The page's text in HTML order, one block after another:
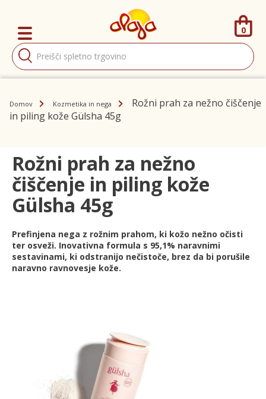
Products
search
0
Domov Kozmetika in nega
Rožni prah za nežno čiščenje
in piling kože Gülsha 45g
Rožni prah za nežno
čiščenje in piling kože
Gülsha 45g
Prefinjena nega z rožnim prahom, ki kožo nežno očisti
ter osveži. Inovativna formula s 95,1% naravnimi
sestavinami, ki odstranijo nečistoče, brez da bi porušile
naravno ravnovesje kože.